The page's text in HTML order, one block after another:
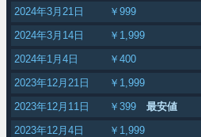
2024年3月21日
￥999
2024年3月14日
￥1,999
2024年1月4日
￥400
2023年12月21日
￥1,999
2023年12月11日
￥399
最安値
2023年12月4日
￥1,999